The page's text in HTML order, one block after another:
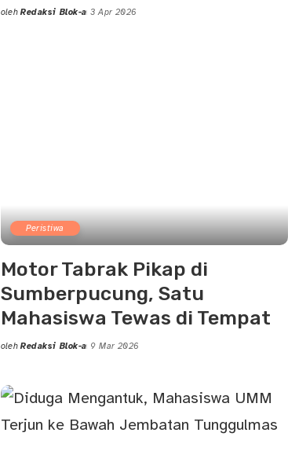
Posted
oleh Redaksi Blok-a 3 Apr 2026
Peristiwa
Motor Tabrak Pikap di
Sumberpucung, Satu
Mahasiswa Tewas di Tempat
Posted
oleh Redaksi Blok-a 9 Mar 2026